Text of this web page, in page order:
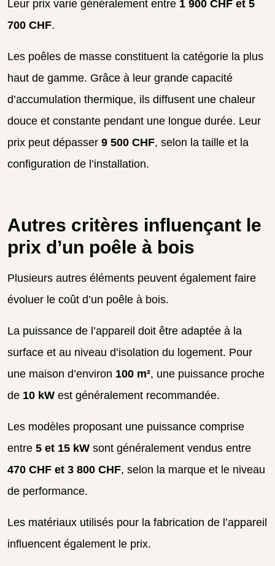
Leur prix varie généralement entre 1 900 CHF et 5
700 CHF.
Les poêles de masse constituent la catégorie la plus
haut de gamme. Grâce à leur grande capacité
d’accumulation thermique, ils diffusent une chaleur
douce et constante pendant une longue durée. Leur
prix peut dépasser 9 500 CHF, selon la taille et la
configuration de l’installation.
Autres critères influençant le
prix d’un poêle à bois
Plusieurs autres éléments peuvent également faire
évoluer le coût d’un poêle à bois.
La puissance de l’appareil doit être adaptée à la
surface et au niveau d’isolation du logement. Pour
une maison d’environ 100 m², une puissance proche
de 10 kW est généralement recommandée.
Les modèles proposant une puissance comprise
entre 5 et 15 kW sont généralement vendus entre
470 CHF et 3 800 CHF, selon la marque et le niveau
de performance.
Les matériaux utilisés pour la fabrication de l’appareil
influencent également le prix.